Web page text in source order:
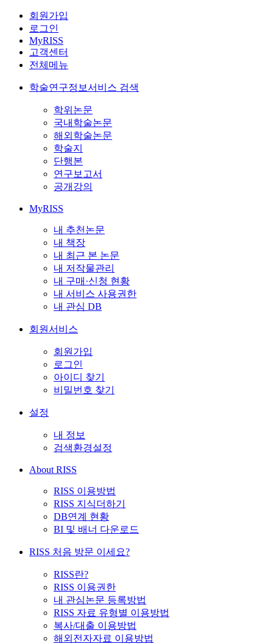
회원가입
로그인
MyRISS
고객센터
전체메뉴
학술연구정보서비스 검색
학위논문
국내학술논문
해외학술논문
학술지
단행본
연구보고서
공개강의
MyRISS
내 추천논문
내 책장
내 최근 본 논문
내 저작물관리
내 구매·신청 현황
내 서비스 사용권한
내 관심 DB
회원서비스
회원가입
로그인
아이디 찾기
비밀번호 찾기
설정
내 정보
검색환경설정
About RISS
RISS 이용방법
RISS 지식더하기
DB연계 현황
BI 및 배너 다운로드
RISS 처음 방문 이세요?
RISS란?
RISS 이용권한
내 관심논문 등록방법
RISS 자료 유형별 이용방법
복사/대출 이용방법
해외전자자료 이용방법